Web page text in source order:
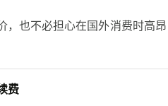
，也不必担心在国外消费时高昂
费